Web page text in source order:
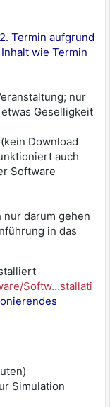
Termin aufgrund
wie Termin
nur
Geselligkeit
(kein Download
auch
Software
darum gehen
in das
Softw...stallati
Simulation